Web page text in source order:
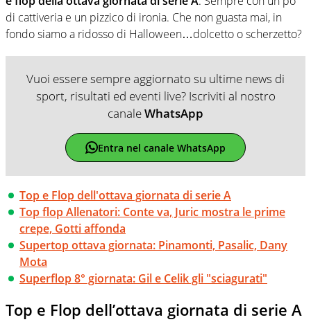
di cattiveria e un pizzico di ironia. Che non guasta mai, in
fondo siamo a ridosso di Halloween…dolcetto o scherzetto?
Vuoi essere sempre aggiornato su ultime news di
sport, risultati ed eventi live? Iscriviti al nostro
canaleWhatsApp
Entra nel canale WhatsApp
Top e Flop dell'ottava giornata di serie A
Top flop Allenatori: Conte va, Juric mostra le prime
crepe, Gotti affonda
Supertop ottava giornata: Pinamonti, Pasalic, Dany
Mota
Superflop 8° giornata: Gil e Celik gli "sciagurati"
Top e Flop dell’ottava giornata di serie A